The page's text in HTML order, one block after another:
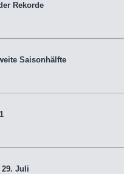
Rekorde
Saisonhälfte
Juli